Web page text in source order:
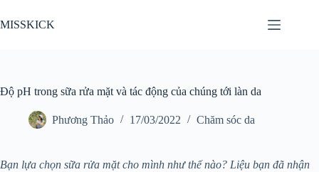
đến
phần
MISSKICK
Độ pH trong sữa rửa mặt và tác động của chúng tới làn da
Phương Thảo 17/03/2022 Chăm sóc da
Bạn lựa chọn sữa rửa mặt cho mình như thế nào? Liệu bạn đã nhận